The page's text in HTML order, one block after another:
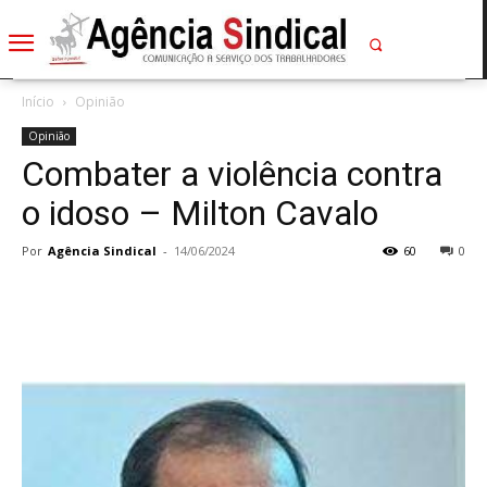
Início Opinião
Opinião
Combater a violência contra
o idoso – Milton Cavalo
Por Agência Sindical - 14/06/2024 0
60